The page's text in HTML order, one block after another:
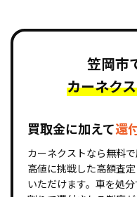
笠岡市
カーネク
買取金に加えて還
カーネクストなら無料
高値に挑戦した高額査
いただけます。車を処